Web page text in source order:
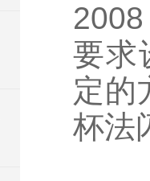
要求
定的
杯法